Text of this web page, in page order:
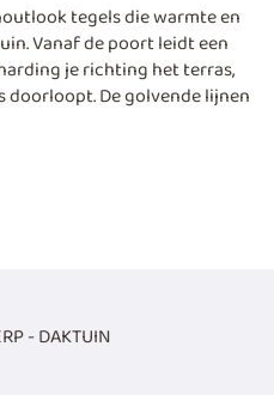
tegels die warmte en
Vanaf de poort leidt een
je richting het terras,
doorloopt. De golvende lijnen
- DAKTUIN